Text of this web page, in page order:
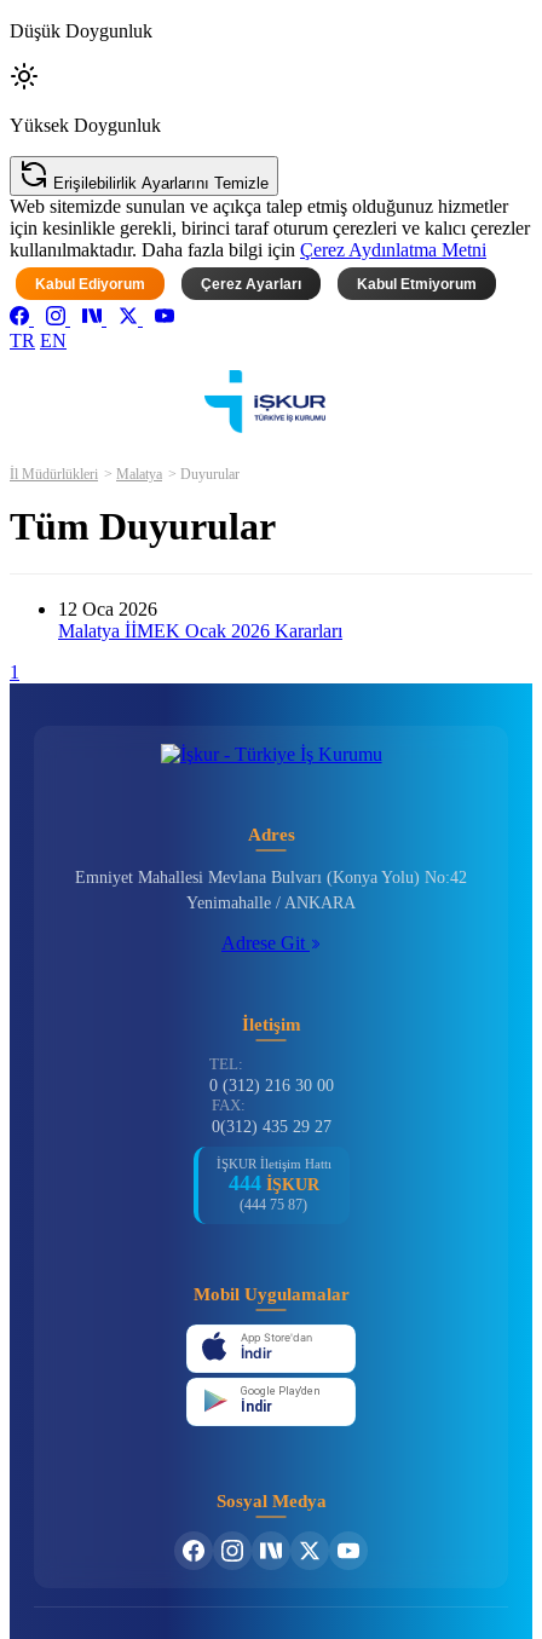
Düşük Doygunluk
Yüksek Doygunluk
Erişilebilirlik Ayarlarını Temizle
Web sitemizde sunulan ve açıkça talep etmiş olduğunuz hizmetler
için kesinlikle gerekli, birinci taraf oturum çerezleri ve kalıcı çerezler
kullanılmaktadır. Daha fazla bilgi için Çerez Aydınlatma Metni
Kabul Ediyorum Çerez Ayarları Kabul Etmiyorum
TR EN
İl Müdürlükleri Malatya Duyurular
Tüm Duyurular
12 Oca 2026
Malatya İİMEK Ocak 2026 Kararları
1
Adres
Emniyet Mahallesi Mevlana Bulvarı (Konya Yolu) No:42
Yenimahalle / ANKARA
Adrese Git
İletişim
TEL:
0 (312) 216 30 00
FAX:
0(312) 435 29 27
İŞKUR İletişim Hattı
444 İŞKUR
(444 75 87)
Mobil Uygulamalar
App Store'dan
İndir
Google Play'den
İndir
Sosyal Medya